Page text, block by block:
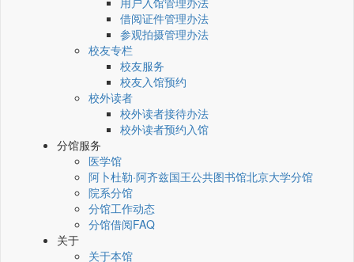
借阅证件管理办法
参观拍摄管理办法
校友专栏
校友服务
校友入馆预约
校外读者
校外读者接待办法
校外读者预约入馆
分馆服务
医学馆
阿卜杜勒·阿齐兹国王公共图书馆北京大学分馆
院系分馆
分馆工作动态
分馆借阅FAQ
关于
关于本馆